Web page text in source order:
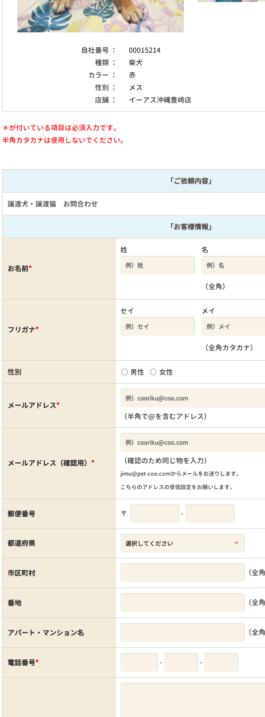
自社番号 ：
00015214
種類 ：
柴犬
カラー ：
赤
性別 ：
メス
店舗 ：
イーアス沖縄豊崎店
＊が付いている項目は必須入力です。
半角カタカナは使用しないでください。
「ご依頼内容」
譲渡犬・譲渡猫 お問合わせ
「お客様情報」
お名前*
姓 名
（全角）
フリガナ*
セイ メイ
（全角カタカナ）
性別 男性 女性
メールアドレス*
（半角で@を含むアドレス）
メールアドレス（確認用） * （確認のため同じ物を入力）
jimu@pet-coo.comからメールをお送りします。
こちらのアドレスの受信設定をお願いします。
郵便番号 〒 -
都道府県
市区町村 （全角
番地 （全角
アパート・マンション名 （全角
電話番号* - -